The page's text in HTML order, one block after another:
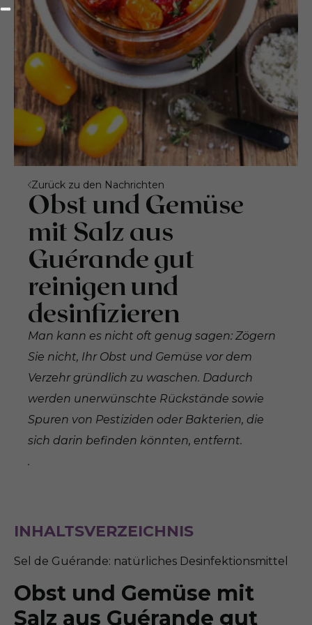
Zurück zu den Nachrichten
Obst und Gemüse
mit Salz aus
Guérande gut
reinigen und
desinfizieren
Man kann es nicht oft genug sagen: Zögern
Sie nicht, Ihr Obst und Gemüse vor dem
Verzehr gründlich zu waschen. Dadurch
werden unerwünschte Rückstände sowie
Spuren von Pestiziden oder Bakterien, die
sich darin befinden könnten, entfernt.
.
INHALTSVERZEICHNIS
Sel de Guérande: natürliches Desinfektionsmittel
Obst und Gemüse mit
Salz aus Guérande gut